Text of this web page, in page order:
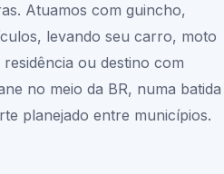
Atuamos com guincho,
levando seu carro, moto
ou destino com
no meio da BR, numa batida
planejado entre municípios.